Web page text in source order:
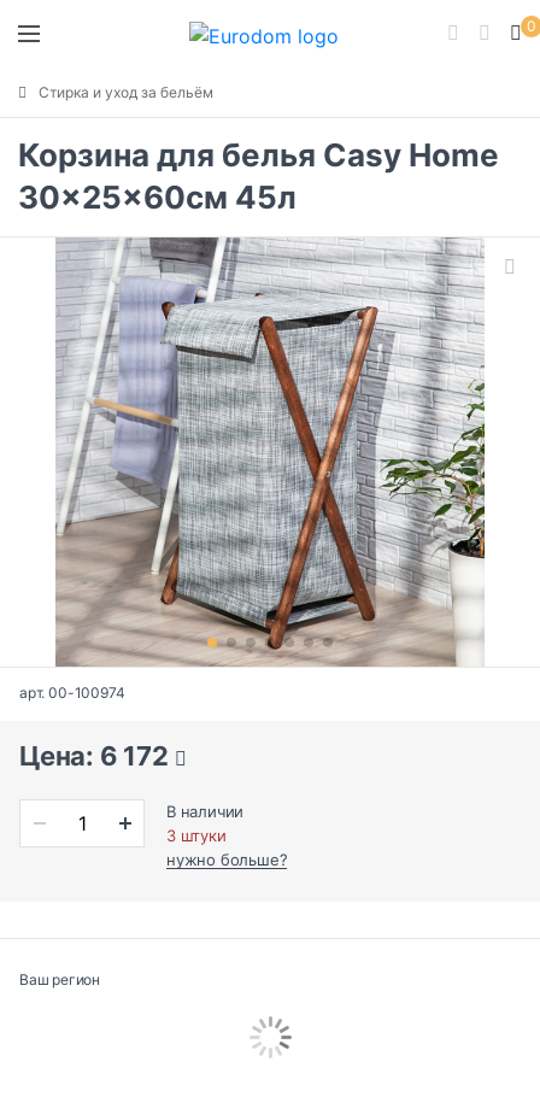
0
Стирка и уход за бельём
Корзина для белья Casy Home
30x25x60см 45л
арт. 00-100974
Цена: 6 172
В наличии
3 штуки
нужно больше?
Ваш регион